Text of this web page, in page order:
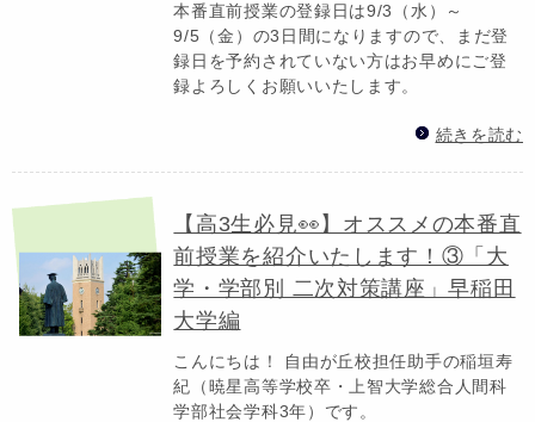
本番直前授業の登録日は9/3（水）～
9/5（金）の3日間になりますので、まだ登
録日を予約されていない方はお早めにご登
録よろしくお願いいたします。
続きを読む
【高3生必見👀】オススメの本番直
前授業を紹介いたします！③「大
学・学部別 二次対策講座」早稲田
大学編
こんにちは！ 自由が丘校担任助手の稲垣寿
紀（暁星高等学校卒・上智大学総合人間科
学部社会学科3年）です。